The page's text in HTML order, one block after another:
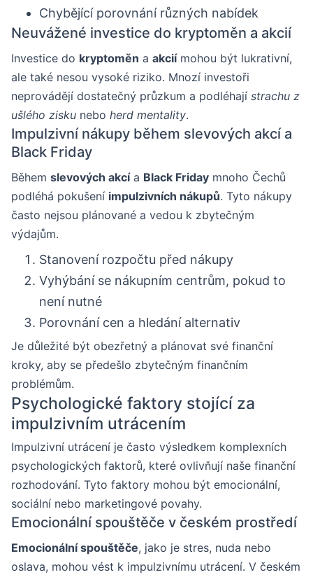
Chybějící porovnání různých nabídek
Neuvážené investice do kryptoměn a akcií
Investice do kryptoměn a akciímohou být lukrativní,
ale také nesou vysoké riziko. Mnozí investoři
neprovádějí dostatečný průzkum a podléhají strachu z
ušlého zisku nebo herd mentality.
Impulzivní nákupy během slevových akcí a
Black Friday
Během slevových akcía Black Friday mnoho Čechů
podléhá pokušení impulzivních nákupů. Tyto nákupy
často nejsou plánované a vedou k zbytečným
výdajům.
Stanovení rozpočtu před nákupy
Vyhýbání se nákupním centrům, pokud to
není nutné
Porovnání cen a hledání alternativ
Je důležité být obezřetný a plánovat své finanční
kroky, aby se předešlo zbytečným finančním
problémům.
Psychologické faktory stojící za
impulzivním utrácením
Impulzivní utrácení je často výsledkem komplexních
psychologických faktorů, které ovlivňují naše finanční
rozhodování. Tyto faktory mohou být emocionální,
sociální nebo marketingové povahy.
Emocionální spouštěče v českém prostředí
Emocionální spouštěče, jako je stres, nuda nebo
oslava, mohou vést k impulzivnímu utrácení. V českém